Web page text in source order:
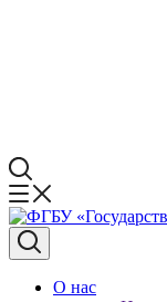
О нас